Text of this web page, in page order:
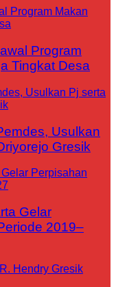
Program
Tingkat Desa
Usulkan
Gresik
Gelar
2019–